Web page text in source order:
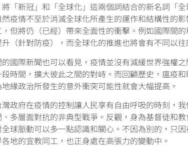
「新冠」和「全球化」這兩個詞結合的新名詞「全
疫情不至於消滅全球化所產生的運作和結構性的
但將仍（已經）帶來全面性的衝擊。例如國際間
（針對防疫），而全球化的推進也將會有不同以往
國際新聞也可以看見，疫情並沒有減緩世界強權
時間，擴大彼此之間的對峙。而回顧歷史，瘟疫
緣政治所發生的意外衝突可能性就會大幅提高。
政府在疫情的控制讓人民享有自由呼吸的時刻，
多層面對抗的非典型戰爭。反觀，身為基督徒和
球脈動可以多一點認識和關心。不因為別的，只
地的宣教同工，也正身處在高張力的變動中。